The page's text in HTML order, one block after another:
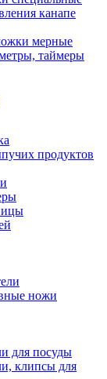
канапе
мерные
таймеры
продуктов
ножи
для посуды
клипсы для